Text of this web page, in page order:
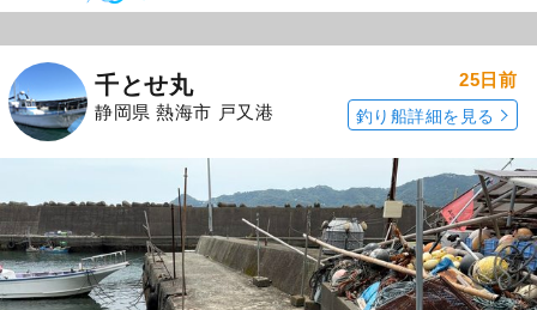
千とせ丸
静岡県 熱海市 戸又港
25日前
釣り船詳細を見る